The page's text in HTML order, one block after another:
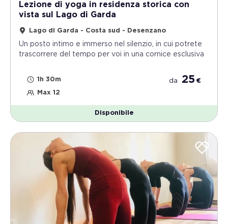
Lezione di yoga in residenza storica con
vista sul Lago di Garda
Lago di Garda - Costa sud - Desenzano
Un posto intimo e immerso nel silenzio, in cui potrete
trascorrere del tempo per voi in una cornice esclusiva
1h 30m
Max 12
da 25 €
Disponibile